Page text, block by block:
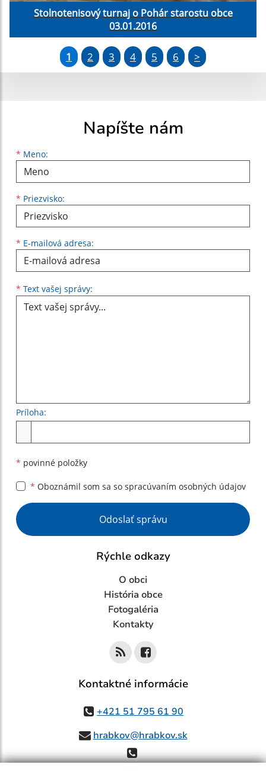
Stolnotenisový turnaj o Pohár starostu obce
03.01.2016
1 2 3 4 5 6 >
Napíšte nám
* Meno:
Meno
* Priezvisko:
Priezvisko
* E-mailová adresa:
E-mailová adresa
* Text vašej správy:
Príloha:
* povinné položky
* Oboznámil som sa so spracúvaním osobných údajov
Google reCaptcha Response
Odoslať správu
Rýchle odkazy
O obci
História obce
Fotogaléria
Kontakty
Kontaktné informácie
+421 51 795 61 90
hrabkov@hrabkov.sk